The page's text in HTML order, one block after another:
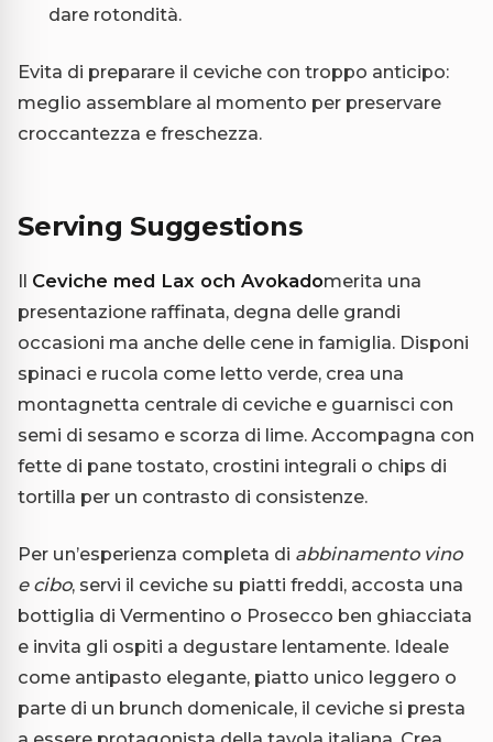
dare rotondità.
Evita di preparare il ceviche con troppo anticipo:
meglio assemblare al momento per preservare
croccantezza e freschezza.
Serving Suggestions
Il Ceviche med Lax och Avokadomerita una
presentazione raffinata, degna delle grandi
occasioni ma anche delle cene in famiglia. Disponi
spinaci e rucola come letto verde, crea una
montagnetta centrale di ceviche e guarnisci con
semi di sesamo e scorza di lime. Accompagna con
fette di pane tostato, crostini integrali o chips di
tortilla per un contrasto di consistenze.
Per un’esperienza completa di abbinamento vino
e cibo, servi il ceviche su piatti freddi, accosta una
bottiglia di Vermentino o Prosecco ben ghiacciata
e invita gli ospiti a degustare lentamente. Ideale
come antipasto elegante, piatto unico leggero o
parte di un brunch domenicale, il ceviche si presta